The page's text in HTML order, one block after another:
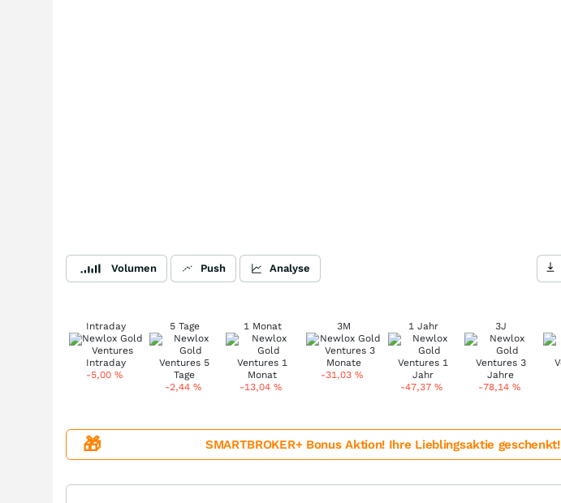
Volumen Push Analyse
Intraday
-5,00%
5 Tage
-2,44 %
1 Monat
-13,04%
3M
-31,03%
1 Jahr
-47,37%
3J
-78,14 %
🎁 SMARTBROKER+ Bonus Aktion! Ihre Lieblingsaktie geschenkt!